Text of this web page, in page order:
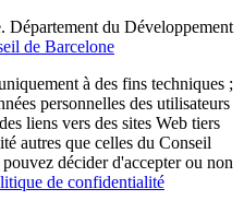
Département du Développement
de Barcelone
à des fins techniques ;
personnelles des utilisateurs
liens vers des sites Web tiers
autres que celles du Conseil
décider d'accepter ou non
de confidentialité